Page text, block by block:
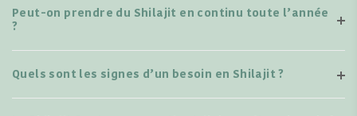
Peut-on prendre du Shilajit en continu toute l’année
?
Quels sont les signes d’un besoin en Shilajit ?